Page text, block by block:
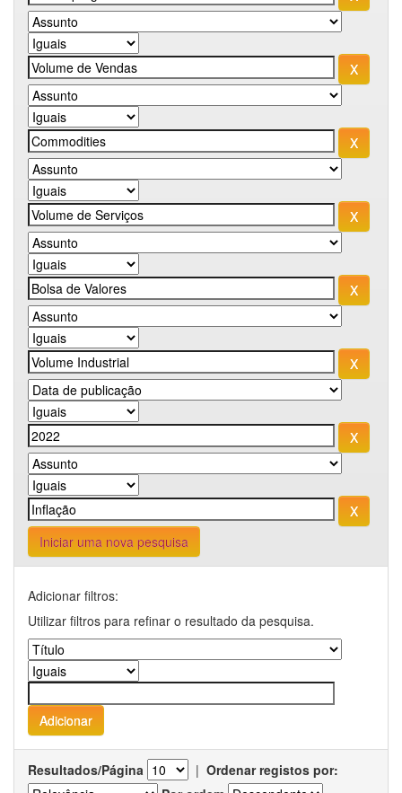
Iniciar uma nova pesquisa
Adicionar filtros:
Utilizar filtros para refinar o resultado da pesquisa.
Resultados/Página | Ordenar registos por: